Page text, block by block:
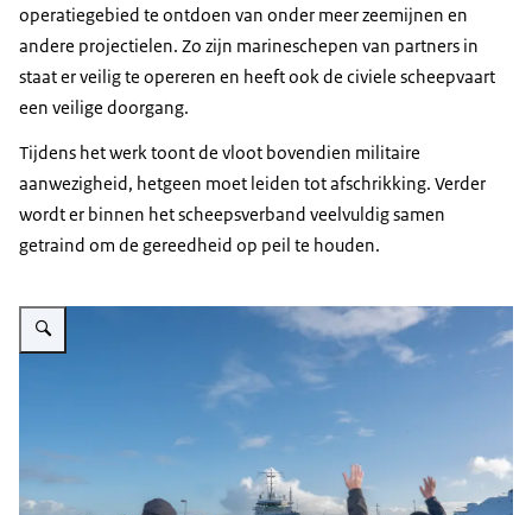
operatiegebied te ontdoen van onder meer zeemijnen en
andere projectielen. Zo zijn marineschepen van partners in
staat er veilig te opereren en heeft ook de civiele scheepvaart
een veilige doorgang.
Tijdens het werk toont de vloot bovendien militaire
aanwezigheid, hetgeen moet leiden tot afschrikking. Verder
wordt er binnen het scheepsverband veelvuldig samen
getraind om de gereedheid op peil te houden.
Vergroot afbeelding Mensen zwaaien vanaf de kade een marineschip uit.